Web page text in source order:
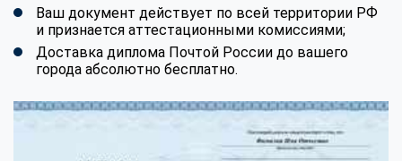
Ваш документ действует по всей территории РФ
и признается аттестационными комиссиями;
Доставка диплома Почтой России до вашего
города абсолютно бесплатно.